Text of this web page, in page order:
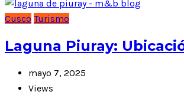
Cusco Turismo
Laguna Piuray:
mayo 7, 2025
Views